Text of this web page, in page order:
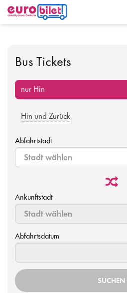
Bus Tickets
nur Hin
Hin und Zurück
Abfahrtstadt
Stadt wählen
Ankunftstadt
Stadt wählen
Abfahrtsdatum